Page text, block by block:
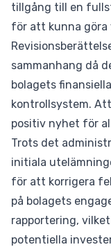
tillgång till en
för att kunna göra
sammanhang då
bolagets
kontrollsystem.
positiv nyhet för
Trots det
initiala
för att korrigera
på bolagets
rapportering,
potentiella